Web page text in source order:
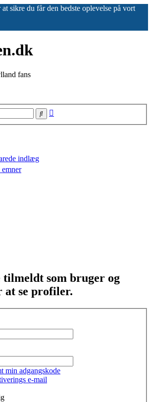
sikre du får den bedste oplevelse på vort
fans
Søg
indlæg
som bruger og
at se profiler.
min adgangskode
e-mail